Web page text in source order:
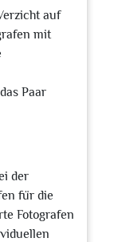
auf
mit
Paar
der
für die
Fotografen